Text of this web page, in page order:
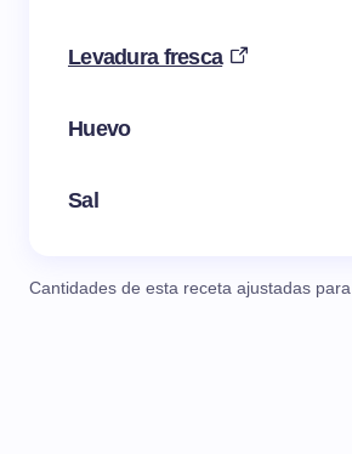
Levadura fresca
Huevo
Sal
Cantidades de esta receta ajustadas para